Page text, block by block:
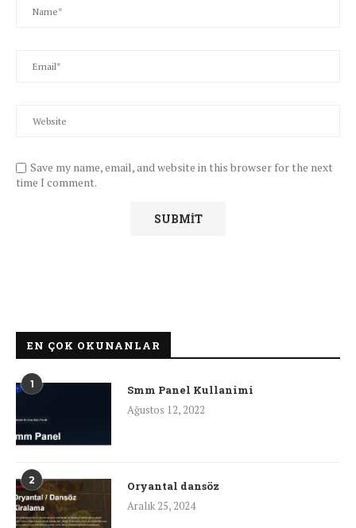
Save my name, email, and website in this browser for the next
time I comment.
EN ÇOK OKUNANLAR
1
Smm Panel Kullanimi
Ağustos 12, 2022
2
Oryantal dansöz
Aralık 25, 2024